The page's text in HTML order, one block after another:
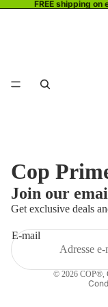
FREE shipping
Cop
Join our
Get exclusive deals
E-mail
© 2026 COP®,
Politique de
Politique de
Politique d’expédition